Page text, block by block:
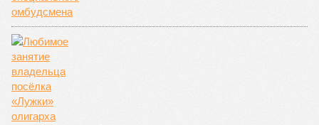
полноценная жизнь, но Земля также регулярно пытается
процессы на планете включают в себя всевозможные
геологические, метеорологические и физические явления,
которые для человека довольно опасны. Или попросту
смертельны. И вот несколько тому примеров.
Все стихии сразу